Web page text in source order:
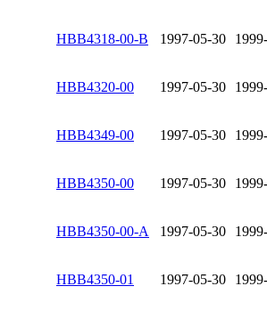
HBB4318-00-B 1997-05-30
HBB4320-00 1997-05-30
HBB4349-00 1997-05-30
HBB4350-00 1997-05-30
HBB4350-00-A 1997-05-30
HBB4350-01 1997-05-30